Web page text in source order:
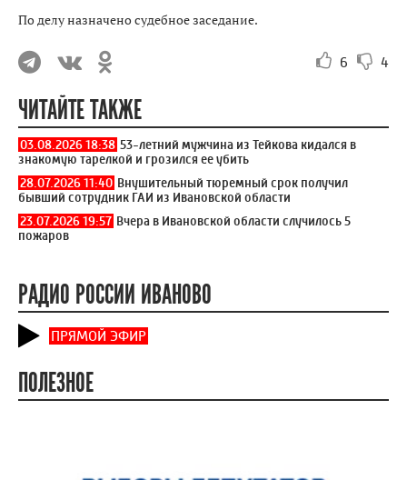
По делу назначено судебное заседание.
6 4
ЧИТАЙТЕ ТАКЖЕ
03.08.2026 18:38 53-летний мужчина из Тейкова кидался в
знакомую тарелкой и грозился ее убить
28.07.2026 11:40 Внушительный тюремный срок получил
бывший сотрудник ГАИ из Ивановской области
23.07.2026 19:57 Вчера в Ивановской области случилось 5
пожаров
РАДИО РОССИИ ИВАНОВО
ПРЯМОЙ ЭФИР
ПОЛЕЗНОЕ